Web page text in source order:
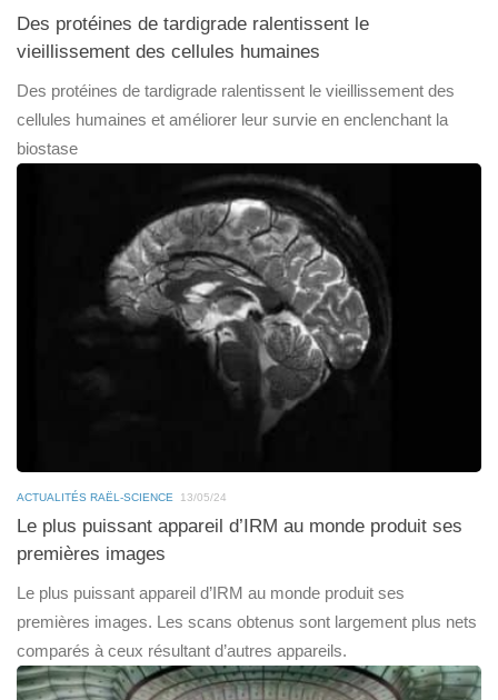
Des protéines de tardigrade ralentissent le
vieillissement des cellules humaines
Des protéines de tardigrade ralentissent le vieillissement des
cellules humaines et améliorer leur survie en enclenchant la
biostase
ACTUALITÉS RAËL-SCIENCE 13/05/24
Le plus puissant appareil d’IRM au monde produit ses
premières images
Le plus puissant appareil d’IRM au monde produit ses
premières images. Les scans obtenus sont largement plus nets
comparés à ceux résultant d’autres appareils.